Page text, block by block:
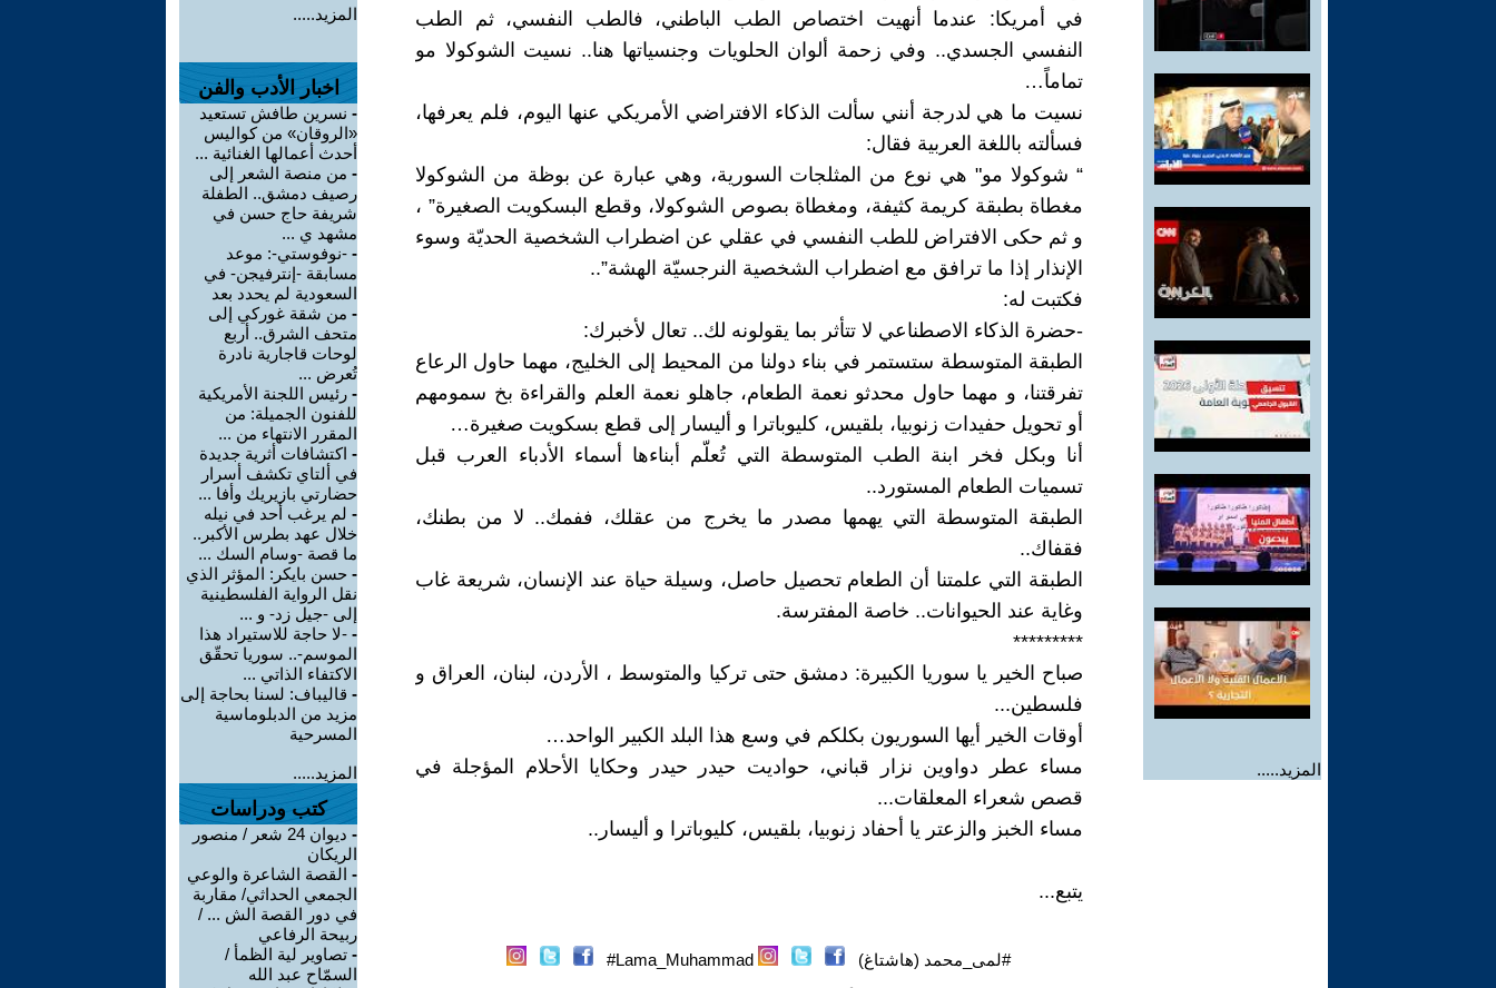
المزيد.....
في أمريكا: عندما أنهيت اختصاص الطب الباطني، فالطب النفسي، ثم الطب
النفسي الجسدي.. وفي زحمة ألوان الحلويات وجنسياتها هنا.. نسيت الشوكولا مو
تماماً…
نسيت ما هي لدرجة أنني سألت الذكاء الافتراضي الأمريكي عنها اليوم، فلم يعرفها،
فسألته باللغة العربية فقال:
“ شوكولا مو" هي نوع من المثلجات السورية، وهي عبارة عن بوظة من الشوكولا
مغطاة بطبقة كريمة كثيفة، ومغطاة بصوص الشوكولا، وقطع البسكويت الصغيرة” ،
و ثم حكى الافتراض للطب النفسي في عقلي عن اضطراب الشخصية الحديّة وسوء
الإنذار إذا ما ترافق مع اضطراب الشخصية النرجسيّة الهشة”..
فكتبت له:
-حضرة الذكاء الاصطناعي لا تتأثر بما يقولونه لك.. تعال لأخبرك:
الطبقة المتوسطة ستستمر في بناء دولنا من المحيط إلى الخليج، مهما حاول الرعاع
تفرقتنا، و مهما حاول محدثو نعمة الطعام، جاهلو نعمة العلم والقراءة بخ سمومهم
أو تحويل حفيدات زنوبيا، بلقيس، كليوباترا و أليسار إلى قطع بسكويت صغيرة…
أنا وبكل فخر ابنة الطب المتوسطة التي تُعلّم أبناءها أسماء الأدباء العرب قبل
تسميات الطعام المستورد..
الطبقة المتوسطة التي يهمها مصدر ما يخرج من عقلك، ففمك.. لا من بطنك،
فقفاك..
الطبقة التي علمتنا أن الطعام تحصيل حاصل، وسيلة حياة عند الإنسان، شريعة غاب
وغاية عند الحيوانات.. خاصة المفترسة.
*********
صباح الخير يا سوريا الكبيرة: دمشق حتى تركيا والمتوسط ، الأردن، لبنان، العراق و
فلسطين...
أوقات الخير أيها السوريون بكلكم في وسع هذا البلد الكبير الواحد…
مساء عطر دواوين نزار قباني، حواديت حيدر حيدر وحكايا الأحلام المؤجلة في
قصص شعراء المعلقات...
مساء الخبز والزعتر يا أحفاد زنوبيا، بلقيس، كليوباترا و أليسار..
يتبع...
#لمى_محمد (هاشتاغ) Lama_Muhammad#
المزيد.....
اخبار الأدب والفن
- نسرين طافش تستعيد
«الروقان» من كواليس
أحدث أعمالها الغنائية ...
- من منصة الشعر إلى
رصيف دمشق.. الطفلة
شريفة حاج حسن في
مشهد ي ...
- -نوفوستي-: موعد
مسابقة -إنترفيجن- في
السعودية لم يحدد بعد
- من شقة غوركي إلى
متحف الشرق.. أربع
لوحات قاجارية نادرة
تُعرض ...
- رئيس اللجنة الأمريكية
للفنون الجميلة: من
المقرر الانتهاء من ...
- اكتشافات أثرية جديدة
في ألتاي تكشف أسرار
حضارتي بازيريك وأفا ...
- لم يرغب أحد في نيله
خلال عهد بطرس الأكبر..
ما قصة -وسام السك ...
- حسن بايكر: المؤثر الذي
نقل الرواية الفلسطينية
إلى -جيل زد- و ...
- -لا حاجة للاستيراد هذا
الموسم-.. سوريا تحقّق
الاكتفاء الذاتي ...
- قاليباف: لسنا بحاجة إلى
مزيد من الدبلوماسية
المسرحية
المزيد.....
كتب ودراسات
-
ديوان 24 شعر / منصور
الريكان
- القصة الشاعرة والوعي
الجمعي الحداثي/ مقاربة
في دور القصة الش ... /
ربيحة الرفاعي
- تصاوير لية الظمأ /
السمّاح عبد الله